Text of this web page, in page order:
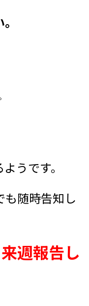
うです。
も随時告知し
週報告し